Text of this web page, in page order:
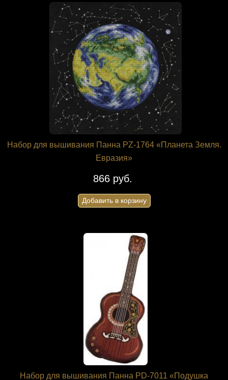
Набор для вышивания Панна PZ-1764 «Планета Земля.
Евразия»
866 руб.
Добавить в корзину
Набор для вышивания Панна PD-7011 «Подушка